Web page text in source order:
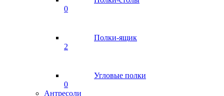
0
Полки-ящик
2
Угловые полки
0
Антресоли